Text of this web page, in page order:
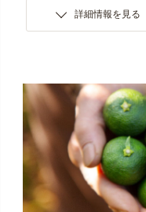
詳細情報を見る